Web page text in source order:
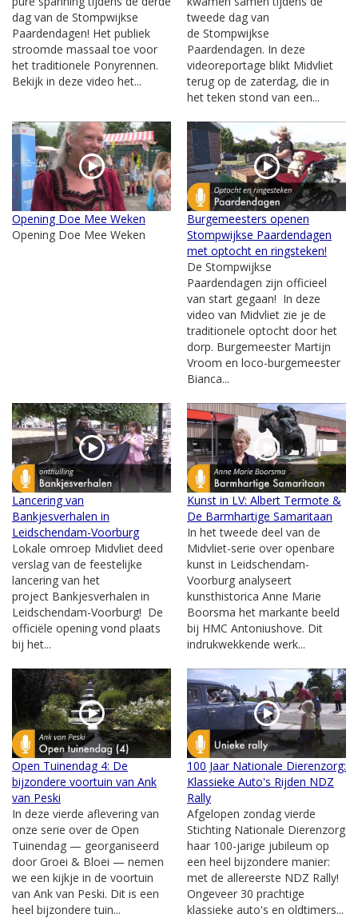
dag van de Stompwijkse
Paardendagen! Het publiek
stroomde massaal toe voor
het traditionele Ponyrennen.
Bekijk in deze video het...
tweede dag van
de Stompwijkse
Paardendagen. In deze
videoreportage blikt Midvliet
terug op de zaterdag, die in
het teken stond van een...
Opening Doe Mee Weken
Opening Doe Mee Weken
Burgemeesters openen
Stompwijkse Paardendagen
met optocht en ringsteken!
De Stompwijkse
Paardendagen zijn officieel
van start gegaan! In deze
video van Midvliet zie je de
traditionele optocht door het
dorp. Burgemeester Martijn
Vroom en loco-burgemeester
Bianca...
Lancering van
Bankjesverhalen in
Leidschendam-Voorburg
Lokale omroep Midvliet deed
verslag van de feestelijke
lancering van het
project Bankjesverhalen in
Leidschendam-Voorburg! De
officiële opening vond plaats
bij het...
Kunst in LV: Albert Termote &
De Barmhartige Samaritaan
In het tweede deel van de
Midvliet-serie over openbare
kunst in Leidschendam-
Voorburg analyseert
kunsthistorica Anne Marie
Boorsma het markante beeld
bij HMC Antoniushove. Dit
indrukwekkende werk...
Open Tuinendag 4: De
bijzondere voortuin van Ank
van Peski
In deze vierde aflevering van
onze serie over de Open
Tuinendag — georganiseerd
door Groei & Bloei — nemen
we een kijkje in de voortuin
van Ank van Peski. Dit is een
heel bijzondere tuin...
100 Jaar Nationale Dierenzorg:
Klassieke Auto's Rijden NDZ
Rally
Afgelopen zondag vierde
Stichting Nationale Dierenzorg
haar 100-jarige jubileum op
een heel bijzondere manier:
met de allereerste NDZ Rally!
Ongeveer 30 prachtige
klassieke auto's en oldtimers...